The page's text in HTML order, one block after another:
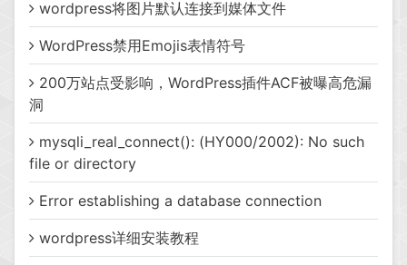
wordpress将图片默认连接到媒体文件
WordPress禁用Emojis表情符号
200万站点受影响，WordPress插件ACF被曝高危漏
洞
mysqli_real_connect(): (HY000/2002): No such
file or directory
Error establishing a database connection
wordpress详细安装教程